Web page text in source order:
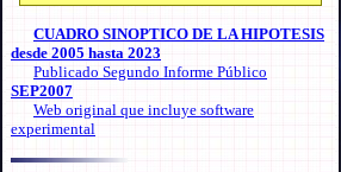
CUADRO SINOPTICO DE LA HIPOTESIS
desde 2005 hasta 2023
Publicado Segundo Informe Público
SEP2007
Web original que incluye software
experimental